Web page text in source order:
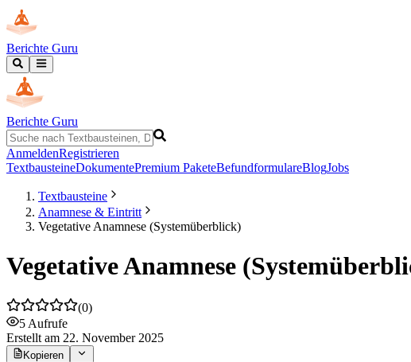
Berichte Guru
Berichte Guru
AnmeldenRegistrieren
TextbausteineDokumentePremium PaketeBefundformulareBlogJobs
Textbausteine
Anamnese & Eintritt
Vegetative Anamnese (Systemüberblick)
Vegetative Anamnese
(0)
5 Aufrufe
Erstellt am 22. November 2025
Kopieren